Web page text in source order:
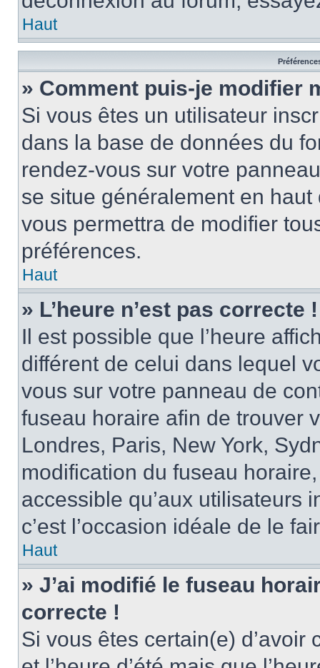
Haut
» Comment puis-je modifier
Si vous êtes un utilisateur
dans la base de données du
rendez-vous sur votre
se situe généralement en
vous permettra de modifier
préférences.
Haut
» L’heure n’est pas correcte !
Il est possible que l’heure
différent de celui dans lequel
vous sur votre panneau de
fuseau horaire afin de trouver
Londres, Paris, New York,
modification du fuseau
accessible qu’aux utilisateurs
c’est l’occasion idéale de le
Haut
» J’ai modifié le fuseau
correcte !
Si vous êtes certain(e)